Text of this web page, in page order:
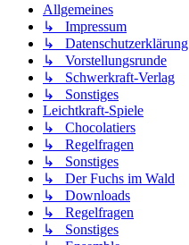
Allgemeines
↳ Impressum
↳ Datenschutzerklärung
↳ Vorstellungsrunde
↳ Schwerkraft-Verlag
↳ Sonstiges
Leichtkraft-Spiele
↳ Chocolatiers
↳ Regelfragen
↳ Sonstiges
↳ Der Fuchs im Wald
↳ Downloads
↳ Regelfragen
↳ Sonstiges